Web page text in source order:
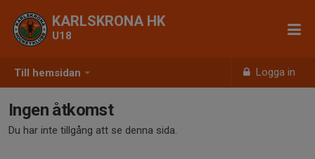
Till hemsidan Logga in
KARLSKRONA HK
U18
Ingen åtkomst
Du har inte tillgång att se denna sida.